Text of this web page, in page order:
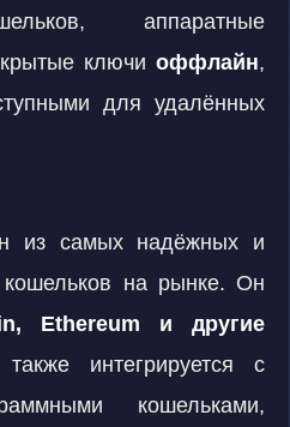
аппаратные
ключи оффлайн,
для удалённых
из самых надёжных и
на рынке. Он
Ethereum и другие
интегрируется с
кошельками,